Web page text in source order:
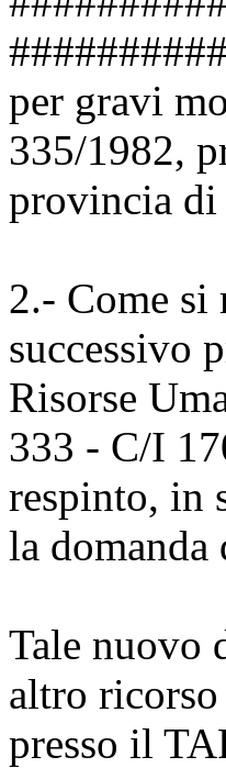
per gravi
335/1982,
provincia di
2.- Come
successivo
Risorse
333 - C/I
respinto, in
la domanda
Tale nuovo
altro
presso il